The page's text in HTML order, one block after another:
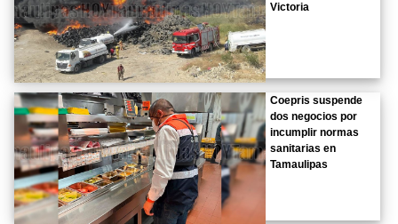
Victoria
Coepris suspende
dos negocios por
incumplir normas
sanitarias en
Tamaulipas